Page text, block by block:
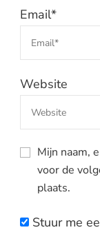
Email*
Website
Mijn naam,
voor de
plaats.
Stuur me